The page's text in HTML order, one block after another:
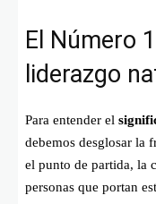
El Número
liderazgo
Para entender el
debemos desglosar la
el punto de partida, la
personas que portan